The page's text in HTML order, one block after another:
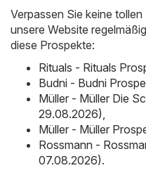
Verpassen Sie keine
unsere Website
diese Prospekte:
Rituals - Rituals
Budni - Budni
Müller - Müller Die
29.08.2026),
Müller - Müller
Rossmann -
07.08.2026).